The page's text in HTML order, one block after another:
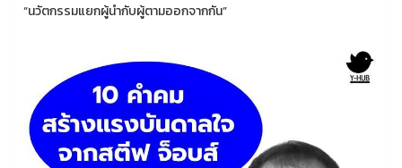
“นวัตกรรมแยกผู้นำกับผู้ตามออกจากกัน”